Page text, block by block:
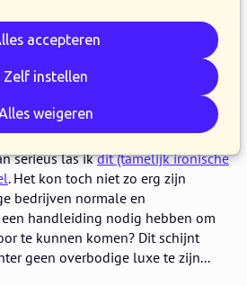
accepteren
Zelf instellen
weigeren
BlueskyReddit
serieus las ikdit (tamelijk ironische
. Het kon toch niet zo erg zijn
bedrijven normale en
handleiding nodig hebben om
te kunnen komen? Dit schijnt
geen overbodige luxe te zijn...